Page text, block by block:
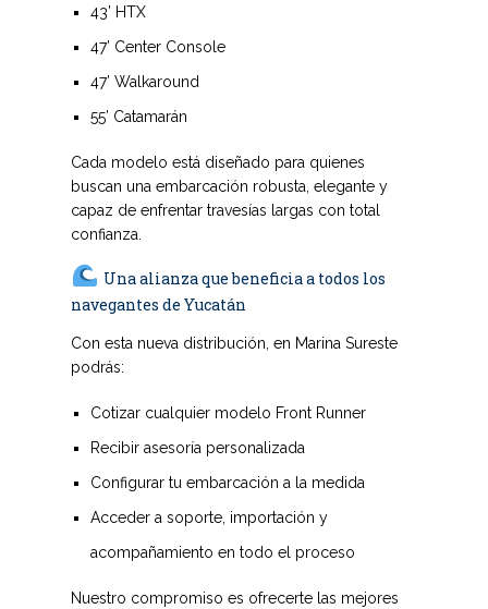
43’ HTX
47’ Center Console
47’ Walkaround
55’ Catamarán
Cada modelo está diseñado para quienes
buscan una embarcación robusta, elegante y
capaz de enfrentar travesías largas con total
confianza.
Una alianza que beneficia a todos los
navegantes de Yucatán
Con esta nueva distribución, en Marina Sureste
podrás:
Cotizar cualquier modelo Front Runner
Recibir asesoría personalizada
Configurar tu embarcación a la medida
Acceder a soporte, importación y
acompañamiento en todo el proceso
Nuestro compromiso es ofrecerte las mejores